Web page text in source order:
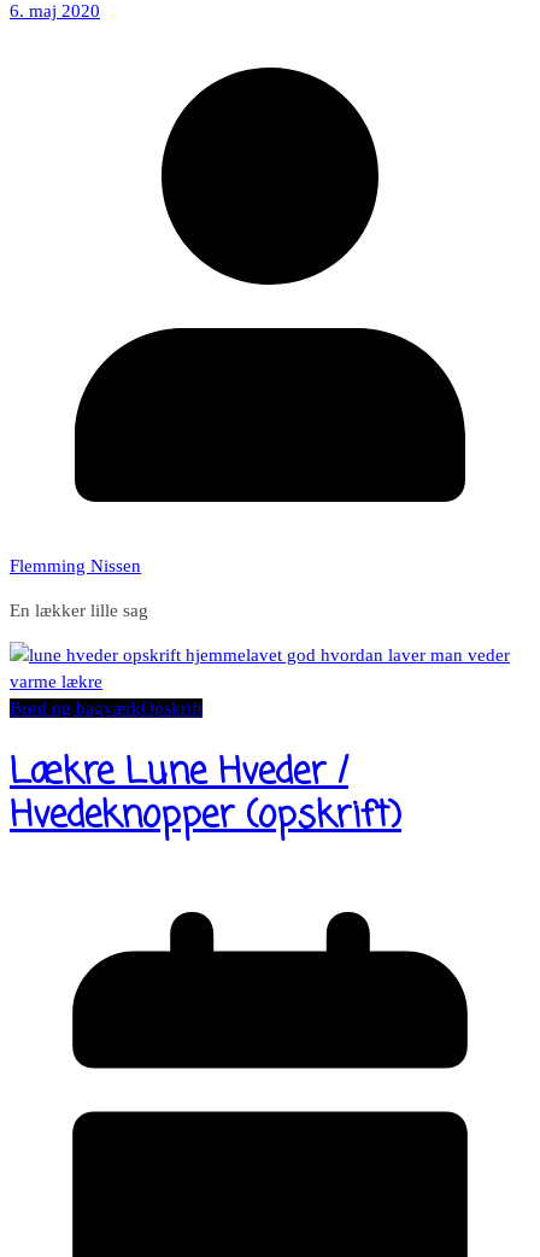
6. maj 2020
Flemming Nissen
En lækker lille sag
Brød og bagværkOpskrift
Lækre Lune Hveder /
Hvedeknopper (opskrift)